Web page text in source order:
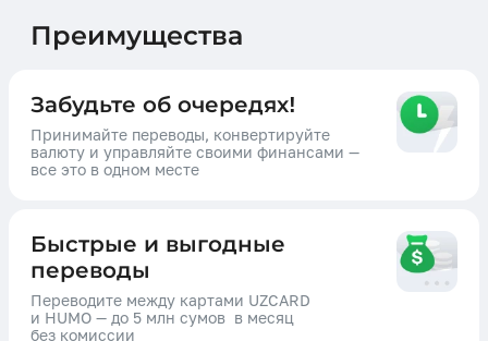
Преимущества
Забудьте об очередях!
Принимайте переводы, конвертируйте
валюту и управляйте своими финансами —
все это в одном месте
Быстрые и выгодные
переводы
Переводите между картами UZCARD
и HUMO — до 5 млн сумов в месяц
без комиссии